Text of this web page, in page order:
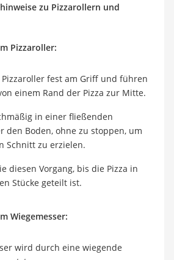
zu Pizzarollern und
Pizzaroller:
Pizzaroller fest am Griff und führen
einem Rand der Pizza zur Mitte.
in einer fließenden
den Boden, ohne zu stoppen, um
Schnitt zu erzielen.
diesen Vorgang, bis die Pizza in
Stücke geteilt ist.
Wiegemesser:
wird durch eine wiegende